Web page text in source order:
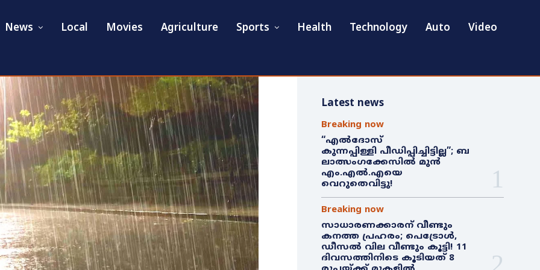
News Local Movies Agriculture Sports Health Technology Auto Video
Latest news
Breaking now
“എൽദോസ്
കുന്നപ്പിള്ളി പീഡിപ്പിച്ചിട്ടില്ല”; ബ
ലാത്സംഗക്കേസിൽ മുൻ
എം.എൽ.എയെ
വെറുതെവിട്ടു!
Breaking now
സാധാരണക്കാരന് വീണ്ടും
കനത്ത പ്രഹരം; പെട്രോൾ,
ഡീസൽ വില വീണ്ടും കൂട്ടി! 11
ദിവസത്തിനിടെ കൂടിയത് 8